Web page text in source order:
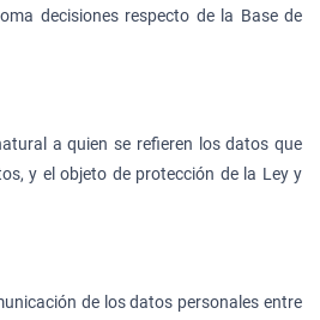
decisiones respecto de la Base de
a quien se refieren los datos que
y el objeto de protección de la Ley y
de los datos personales entre